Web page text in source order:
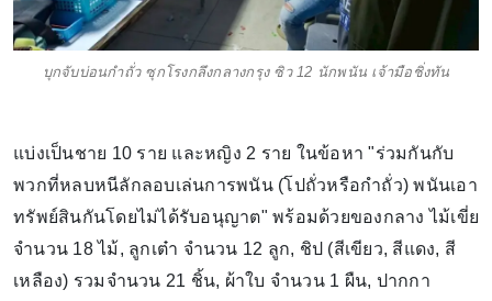
บุกจับบ่อนกำถั่ว ซุกโรงกลึงกลางกรุง ซิว 12 นักพนัน เจ้ามือชิ่งทัน
แบ่งเป็นชาย 10 ราย และหญิง 2 ราย ในข้อหา "ร่วมกันกับ
พวกที่หลบหนีลักลอบเล่นการพนัน (โปถั่วหรือกำถั่ว) พนันเอา
ทรัพย์สินกันโดยไม่ได้รับอนุญาต" พร้อมด้วยของกลาง ไม้เขี่ย
จำนวน 18 ไม้, ลูกเต๋า จำนวน 12 ลูก, ชิป (สีเขียว, สีแดง, สี
เหลือง) รวมจำนวน 21 ชิ้น, ผ้าใบ จำนวน 1 ผืน, ปากกา